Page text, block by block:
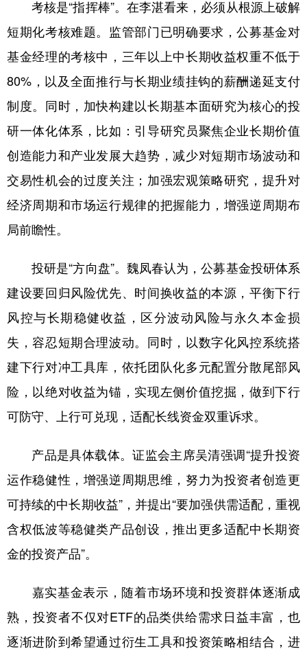
考核是“指挥棒”。在李湛看来，必须从根源上破解
短期化考核难题。监管部门已明确要求，公募基金对
基金经理的考核中，三年以上中长期收益权重不低于
80%，以及全面推行与长期业绩挂钩的薪酬递延支付
制度。同时，加快构建以长期基本面研究为核心的投
研一体化体系，比如：引导研究员聚焦企业长期价值
创造能力和产业发展大趋势，减少对短期市场波动和
交易性机会的过度关注；加强宏观策略研究，提升对
经济周期和市场运行规律的把握能力，增强逆周期布
局前瞻性。
投研是“方向盘”。魏凤春认为，公募基金投研体系
建设要回归风险优先、时间换收益的本源，平衡下行
风控与长期稳健收益，区分波动风险与永久本金损
失，容忍短期合理波动。同时，以数字化风控系统搭
建下行对冲工具库，依托团队化多元配置分散尾部风
险，以绝对收益为锚，实现左侧价值挖掘，做到下行
可防守、上行可兑现，适配长线资金双重诉求。
产品是具体载体。证监会主席吴清强调“提升投资
运作稳健性，增强逆周期思维，努力为投资者创造更
可持续的中长期收益”，并提出“要加强供需适配，重视
含权低波等稳健类产品创设，推出更多适配中长期资
金的投资产品”。
嘉实基金表示，随着市场环境和投资群体逐渐成
熟，投资者不仅对ETF的品类供给需求日益丰富，也
逐渐进阶到希望通过衍生工具和投资策略相结合，进